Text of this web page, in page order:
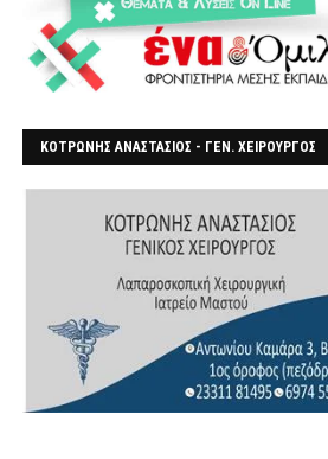
ΚΟΤΡΩΝΗΣ ΑΝΑΣΤΑΣΙΟΣ - ΓΕΝ. ΧΕΙΡΟΥΡΓΟΣ